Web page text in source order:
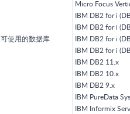
可使用的数据库
Micro Focus
IBM DB2 for i
IBM DB2 for i
IBM DB2 for i
IBM DB2 for i
IBM DB2 11.x
IBM DB2 10.x
IBM DB2 9.x
IBM PureData
IBM Informix